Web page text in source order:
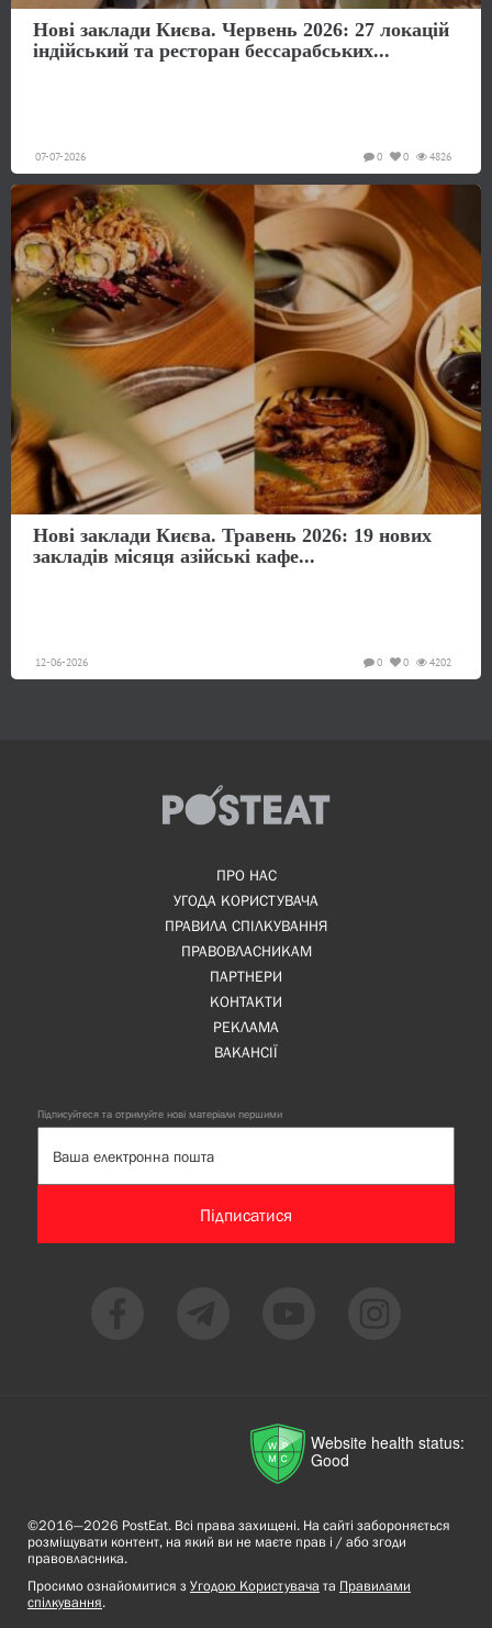
Нові заклади Києва. Червень 2026: 27 локацій
індійський та ресторан бессарабських...
07-07-2026 4826
0
0
Нові заклади Києва. Травень 2026: 19 нових
закладів місяця азійські кафе...
12-06-2026 4202
0
0
ПРО НАС
УГОДА КОРИСТУВАЧА
ПРАВИЛА СПІЛКУВАННЯ
ПРАВОВЛАСНИКАМ
ПАРТНЕРИ
КОНТАКТИ
РЕКЛАМА
ВАКАНСІЇ
Підписуйтеся та отримуйте нові матеріали першими
Підписатися
Website health status:
Good
©2016—2026 PostEat. Всі права захищені. На сайті забороняється
розміщувати контент, на який ви не маєте прав і / або згоди
правовласника.
Просимо ознайомитися з Угодою Користувача та Правилами
спілкування.